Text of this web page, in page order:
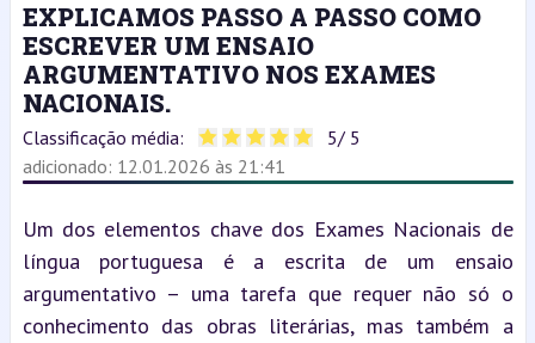
EXPLICAMOS PASSO A PASSO COMO
ESCREVER UM ENSAIO
ARGUMENTATIVO NOS EXAMES
NACIONAIS.
Classificação média: 5/ 5
adicionado: 12.01.2026 às 21:41
Um dos elementos chave dos Exames Nacionais de
língua portuguesa é a escrita de um ensaio
argumentativo – uma tarefa que requer não só o
conhecimento das obras literárias, mas também a